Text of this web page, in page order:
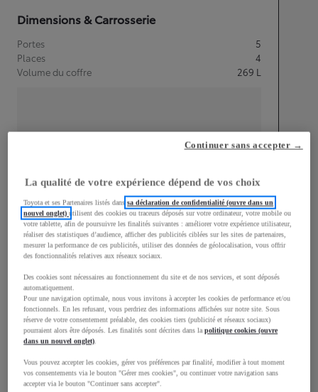
Dimensions & Carrosserie
Portes
5
Places
4
Volume du coffre
269 L
Longueur
3 700mm
Hauteur
1 510
Largeur
1 740mm
Consommation mixte
La qualité de votre expérience dépend de vos choix
Toyota et ses Partenaires listés danssa déclaration de confidentialité (ouvre dans un
nouvel onglet)utilisent des cookies ou traceurs déposés sur votre ordinateur, votre mobile ou
votre tablette, afin de poursuivre les finalités suivantes : améliorer votre expérience utilisateur,
réaliser des statistiques d’audience, afficher des publicités ciblées sur les sites de partenaires,
mesurer la performance de ces publicités, utiliser des données de géolocalisation, vous offrir
des fonctionnalités relatives aux réseaux sociaux.
Des cookies sont nécessaires au fonctionnement du site et de nos services, et sont déposés
automatiquement.
Pour une navigation optimale, nous vous invitons à accepter les cookies de performance et/ou
fonctionnels. En les refusant, vous perdriez des informations affichées sur notre site. Sous
réserve de votre consentement préalable, des cookies tiers (publicité et réseaux sociaux)
pourraient alors être déposés. Les finalités sont décrites dans lapolitique cookies (ouvre
dans un nouvel onglet)
Vous pouvez accepter les cookies, gérer vos préférences par finalité, modifier à tout moment
vos consentements via le bouton "Gérer mes cookies", ou continuer votre navigation sans
accepter via le bouton "Continuer sans accepter".
Continuer sans accepter →